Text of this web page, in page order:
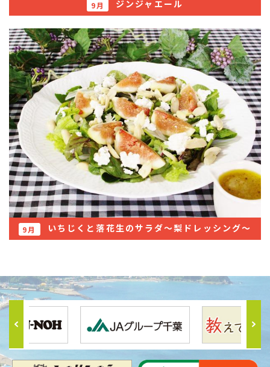
9月 ジンジャエール
9月 いちじくと落花生のサラダ～梨ドレッシング～